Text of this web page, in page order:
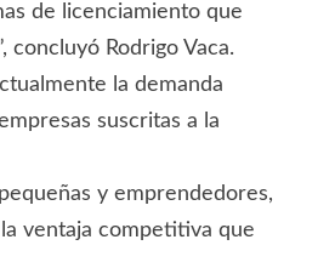
de licenciamiento que
Rodrigo Vaca.
la demanda
suscritas a la
y emprendedores,
ventaja competitiva que